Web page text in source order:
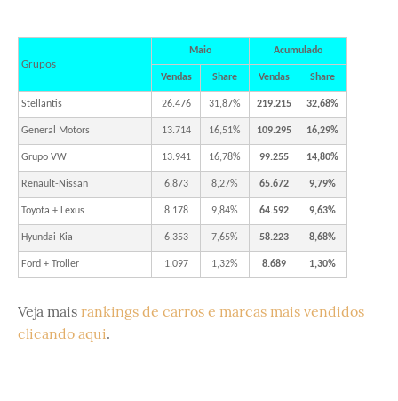
Grupos
Maio Acumulado
Vendas Share Vendas Share
Stellantis 26.476 31,87% 219.215 32,68%
General Motors 13.714 16,51% 109.295 16,29%
Grupo VW 13.941 16,78% 99.255 14,80%
Renault-Nissan 6.873 8,27% 65.672 9,79%
Toyota + Lexus 8.178 9,84% 64.592 9,63%
Hyundai-Kia 6.353 7,65% 58.223 8,68%
Ford + Troller 1.097 1,32% 8.689 1,30%
Veja mais rankings de carros e marcas mais vendidos
clicando aqui.